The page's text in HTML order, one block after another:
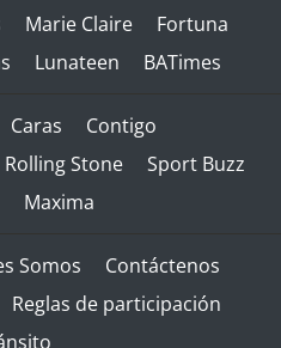
Marie Claire
Fortuna
Lunateen BATimes
Caras
Contigo
Rolling Stone
Sport Buzz
Maxima
Somos
Contáctenos
Reglas de participación